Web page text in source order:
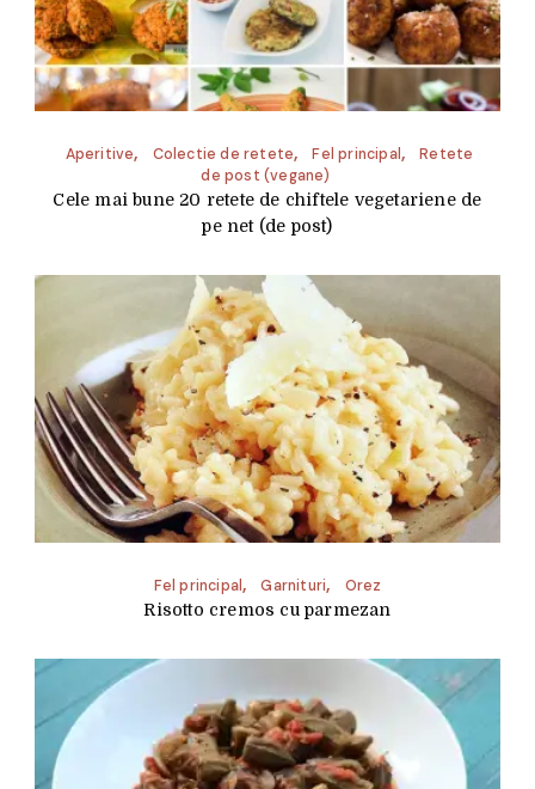
Aperitive Colectie de retete Fel principal
Retete
de post (vegane)
Cele mai bune 20 retete de chiftele vegetariene de
pe net (de post)
Fel principal Garnituri
Orez
Risotto cremos cu parmezan